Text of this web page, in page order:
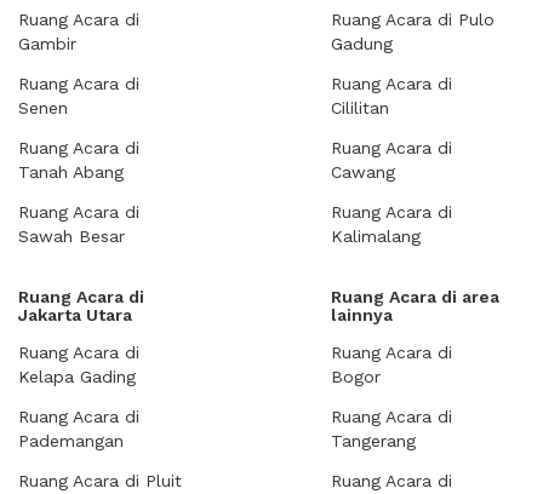
Ruang Acara di
Gambir
Ruang Acara di
Senen
Ruang Acara di
Tanah Abang
Ruang Acara di
Sawah Besar
Ruang Acara di Pulo
Gadung
Ruang Acara di
Cililitan
Ruang Acara di
Cawang
Ruang Acara di
Kalimalang
Ruang Acara di
Jakarta Utara
Ruang Acara di
Kelapa Gading
Ruang Acara di
Pademangan
Ruang Acara di Pluit
Ruang Acara di area
lainnya
Ruang Acara di
Bogor
Ruang Acara di
Tangerang
Ruang Acara di